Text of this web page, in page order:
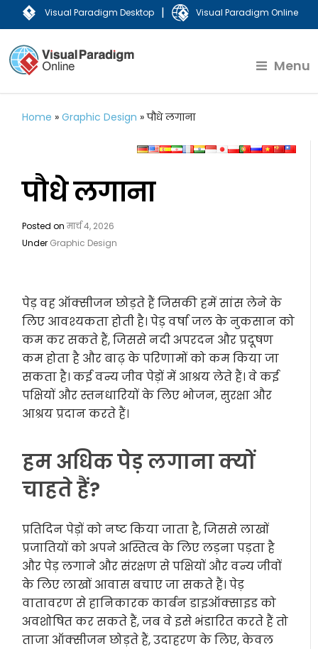
Visual Paradigm Desktop | Visual Paradigm Online
Menu
Home »Graphic Design »पौधे लगाना
पौधे लगाना
Posted onमार्च 4, 2026
Under Graphic Design
पेड़ वह ऑक्सीजन छोड़ते हैं जिसकी हमें सांस लेने के
लिए आवश्यकता होती है। पेड़ वर्षा जल के नुकसान को
कम कर सकते हैं, जिससे नदी अपरदन और प्रदूषण
कम होता है और बाढ़ के परिणामों को कम किया जा
सकता है। कई वन्य जीव पेड़ों में आश्रय लेते हैं। वे कई
पक्षियों और स्तनधारियों के लिए भोजन, सुरक्षा और
आश्रय प्रदान करते हैं।
हम अधिक पेड़ लगाना क्यों
चाहते हैं?
प्रतिदिन पेड़ों को नष्ट किया जाता है, जिससे लाखों
प्रजातियों को अपने अस्तित्व के लिए लड़ना पड़ता है
और पेड़ लगाने और संरक्षण से पक्षियों और वन्य जीवों
के लिए लाखों आवास बचाए जा सकते हैं। पेड़
वातावरण से हानिकारक कार्बन डाइऑक्साइड को
अवशोषित कर सकते हैं, जब वे इसे भंडारित करते हैं तो
ताजा ऑक्सीजन छोड़ते हैं, उदाहरण के लिए, केवल